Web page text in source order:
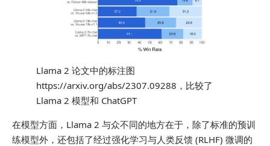
Llama 2 论文中的标注图
https://arxiv.org/abs/2307.09288，比较了
Llama 2 模型和 ChatGPT
在模型方面，Llama 2 与众不同的地方在于，除了标准的预训
练模型外，还包括了经过强化学习与人类反馈 (RLHF) 微调的